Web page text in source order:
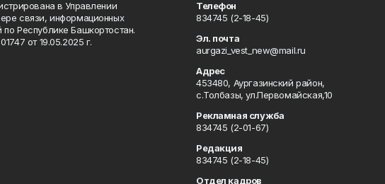
в Управлении
связи, информационных
Республике Башкортостан.
от 19.05.2025 г.
Телефон
834745 (2-18-45)
Эл. почта
aurgazi_vest_new@mail.ru
Адрес
453480, Аургазинский район,
с.Толбазы, ул.Первомайская,10
Рекламная служба
834745 (2-01-67)
Редакция
834745 (2-18-45)
Отдел кадров